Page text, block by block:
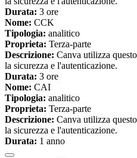
Durata: 3 ore
Nome: CCK
Tipologia: analitico
Proprieta: Terza-parte
Descrizione: Canva utilizza
la sicurezza e l'autenticazione.
Durata: 3 ore
Nome: CAI
Tipologia: analitico
Proprieta: Terza-parte
Descrizione: Canva utilizza
la sicurezza e l'autenticazione.
Durata: 1 anno